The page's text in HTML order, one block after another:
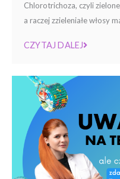
Chlorotrichoza, czyli
a raczej zzieleniałe włosy
CZYTAJ DALEJ